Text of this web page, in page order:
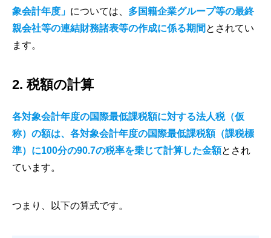
象会計年度」 については、 多国籍企業グループ等の最終
親会社等の連結財務諸表等の作成に係る期間 とされてい
ます。
2. 税額の計算
各対象会計年度の国際最低課税額に対する法人税（仮
称）の額は、各対象会計年度の国際最低課税額（課税標
準）に100分の90.7の税率を乗じて計算した金額とされ
ています。
つまり、以下の算式です。